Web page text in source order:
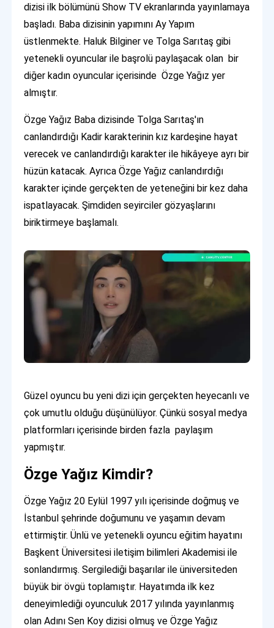
dizisi ilk bölümünü Show TV ekranlarında yayınlamaya
başladı. Baba dizisinin yapımını Ay Yapım
üstlenmekte. Haluk Bilginer ve Tolga Sarıtaş gibi
yetenekli oyuncular ile başrolü paylaşacak olan bir
diğer kadın oyuncular içerisinde Özge Yağız yer
almıştır.
Özge Yağız Baba dizisinde Tolga Sarıtaş'ın
canlandırdığı Kadir karakterinin kız kardeşine hayat
verecek ve canlandırdığı karakter ile hikâyeye ayrı bir
hüzün katacak. Ayrıca Özge Yağız canlandırdığı
karakter içinde gerçekten de yeteneğini bir kez daha
ispatlayacak. Şimdiden seyirciler gözyaşlarını
biriktirmeye başlamalı.
Güzel oyuncu bu yeni dizi için gerçekten heyecanlı ve
çok umutlu olduğu düşünülüyor. Çünkü sosyal medya
platformları içerisinde birden fazla paylaşım
yapmıştır.
Özge Yağız Kimdir?
Özge Yağız 20 Eylül 1997 yılı içerisinde doğmuş ve
İstanbul şehrinde doğumunu ve yaşamın devam
ettirmiştir. Ünlü ve yetenekli oyuncu eğitim hayatını
Başkent Üniversitesi iletişim bilimleri Akademisi ile
sonlandırmış. Sergilediği başarılar ile üniversiteden
büyük bir övgü toplamıştır. Hayatımda ilk kez
deneyimlediği oyunculuk 2017 yılında yayınlanmış
olan Adını Sen Koy dizisi olmuş ve Özge Yağız